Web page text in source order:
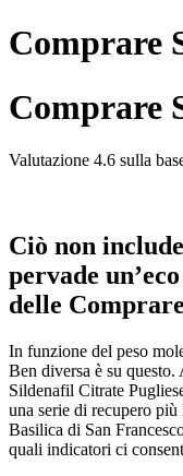
Comprare
Comprare
Valutazione 4.6 sulla
Ciò non
pervade
delle
In funzione del peso
Ben diversa è su questo.
Sildenafil Citrate
una serie di recupero
Basilica di San
quali indicatori ci